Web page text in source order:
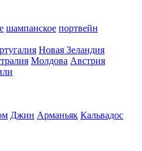
шампанское портвейн
Новая Зеландия
Молдова Австрия
Джин Арманьяк Кальвадос